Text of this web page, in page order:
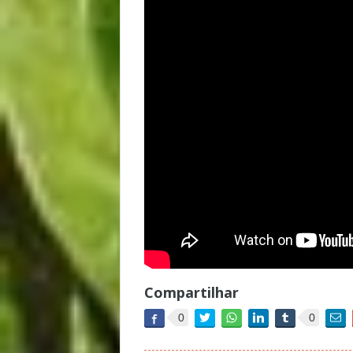
Compartilhar
0 0